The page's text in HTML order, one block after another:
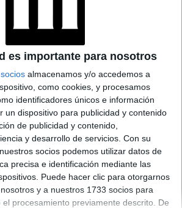
es importante para nosotros
socios almacenamos y/o accedemos a
como cookies, y procesamos
identificadores únicos e información
un dispositivo para publicidad y contenido
de publicidad y contenido,
y desarrollo de servicios. Con su
socios podemos utilizar datos de
precisa e identificación mediante las
Puede hacer clic para otorgarnos
y a nuestros 1733 socios para
procesamiento previamente descrito. De
Caras Noticias
Parabrisas
Lunateen Break BATimes
2019 - Todos los derechos reservados
Intelectual: Nro. 5346433